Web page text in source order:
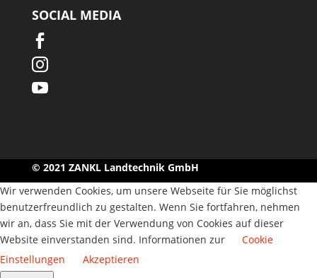
SOCIAL MEDIA



© 2021 ZANKL Landtechnik GmbH
Wir verwenden Cookies, um unsere Webseite für Sie möglichst
benutzerfreundlich zu gestalten. Wenn Sie fortfahren, nehmen
wir an, dass Sie mit der Verwendung von Cookies auf dieser
Website einverstanden sind. Informationen zur
Cookie
Einstellungen
Akzeptieren